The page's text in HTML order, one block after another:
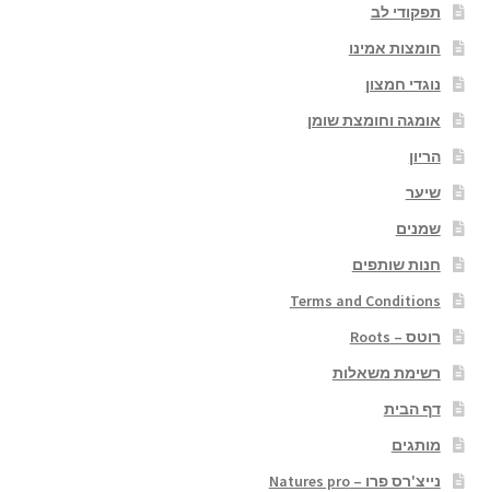
תפקודי לב
חומצות אמינו
נוגדי חמצון
אומגה וחומצת שומן
הריון
שיער
שמנים
חנות שותפים
Terms and Conditions
רוטס – Roots
רשימת משאלות
דף הבית
מותגים
נייצ'רס פרו – Natures pro